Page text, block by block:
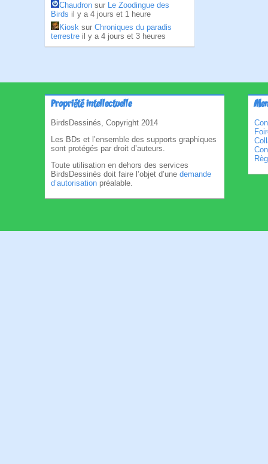
Chaudron sur Le Zoodingue des
Birds il y a 4 jours et 1 heure
Kiosk sur Chroniques du paradis
terrestre il y a 4 jours et 3 heures
Propriété intellectuelle
BirdsDessinés, Copyright 2014
Les BDs et l’ensemble des supports graphiques
sont protégés par droit d’auteurs.
Toute utilisation en dehors des services
BirdsDessinés doit faire l’objet d’une demande
d’autorisation préalable.